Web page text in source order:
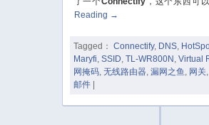
Reading →
Tagged： Connectify, DNS,
Maryfi,SSID,TL-WR800N ,Virtual
网掩码,无线路由器,漏网之鱼 , 网关,
邮件